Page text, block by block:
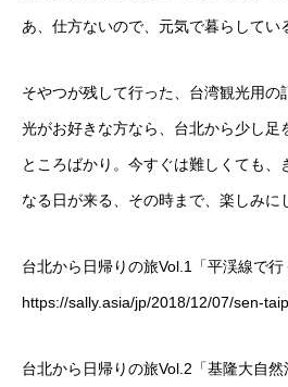
あ、仕方ないので、元気で暮らしてい
そやつが残して行った、台湾観光用の
光がお好きな方なら、台北から少し足
ところばかり。今すぐは難しくても、
なる日が来る、その時まで、楽しみに
台北から日帰りの旅Vol.1「平渓線で行
https://sally.asia/jp/2018/12/07/sen-
台北から日帰りの旅Vol.2「基隆大自然